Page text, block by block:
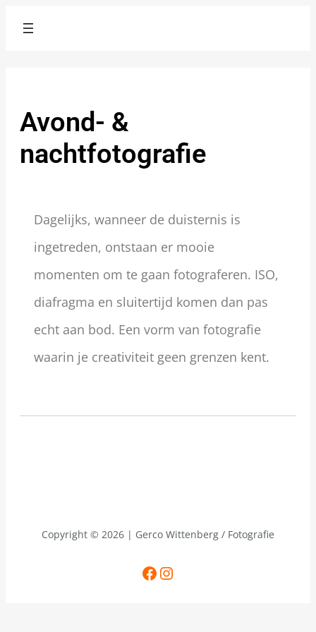
Avond- &
nachtfotografie
Dagelijks, wanneer de duisternis is
ingetreden, ontstaan er mooie
momenten om te gaan fotograferen. ISO,
diafragma en sluitertijd komen dan pas
echt aan bod. Een vorm van fotografie
waarin je creativiteit geen grenzen kent.
Copyright © 2026 | Gerco Wittenberg / Fotografie